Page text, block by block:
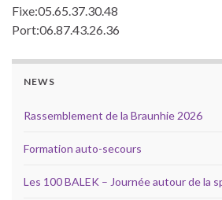
Fixe:05.65.37.30.48
Port:06.87.43.26.36
NEWS
Rassemblement de la Braunhie 2026
Formation auto-secours
Les 100 BALEK – Journée autour de la